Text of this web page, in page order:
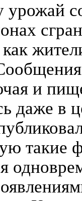
урожай
и
даже в
такие